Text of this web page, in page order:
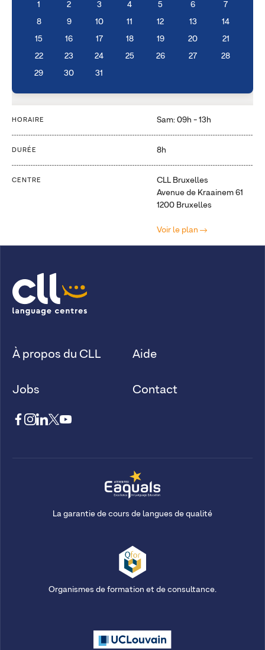
1 2 3 4 5 6 7
8 9 10 11 12 13 14
15 16 17 18 19 20 21
22 23 24 25 26 27 28
29 30 31
HORAIRE Sam: 09h - 13h
DURÉE 8h
CENTRE
CLL Bruxelles
Avenue de Kraainem 61
1200 Bruxelles
Voir le plan
À propos du CLL
Jobs
Aide
Contact
La garantie de cours de langues de qualité
Organismes de formation et de consultance.